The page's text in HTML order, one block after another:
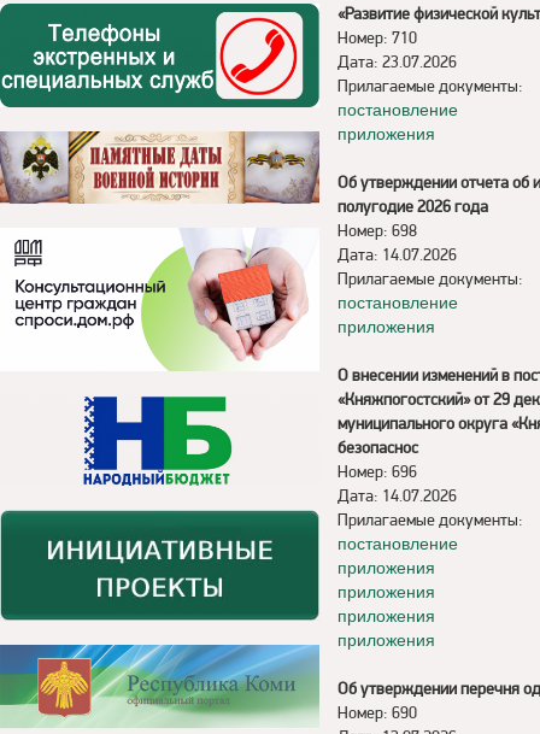
«Развитие физической
Номер: 710
Дата: 23.07.2026
Прилагаемые документы:
постановление
приложения
Об утверждении отчета об
полугодие 2026 года
Номер: 698
Дата: 14.07.2026
Прилагаемые документы:
постановление
приложения
О внесении изменений в
«Княжпогостский» от 29
муниципального округа
безопаснос
Номер: 696
Дата: 14.07.2026
Прилагаемые документы:
постановление
приложения
приложения
приложения
приложения
Об утверждении перечня
Номер: 690